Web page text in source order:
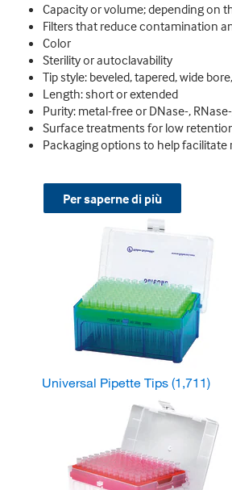
Capacity or volume; depending on
Filters that reduce contamination
Color
Sterility or autoclavability
Tip style: beveled, tapered, wide
Length: short or extended
Purity: metal-free or DNase-,
Surface treatments for low
Packaging options to help
Per saperne di più
Universal Pipette Tips (1,711)